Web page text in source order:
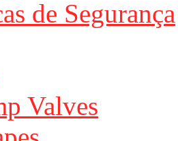
de Segurança
Valves